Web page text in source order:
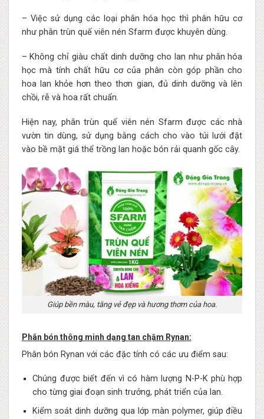
– Việc sử dụng các loại phân hóa học thì phân hữu cơ
như phân trùn quế viên nén Sfarm được khuyên dùng.
– Không chỉ giàu chất dinh dưỡng cho lan như phân hóa
học mà tính chất hữu cơ của phân còn góp phần cho
hoa lan khỏe hơn theo thơn gian, đủ dinh dưỡng và lên
chồi, rễ và hoa rất chuẩn.
Hiện nay, phân trùn quế viên nén Sfarm được các nhà
vườn tin dùng, sử dụng bằng cách cho vào túi lưới đặt
vào bề mặt giá thể trồng lan hoặc bón rải quanh gốc cây.
Giúp bền màu, tăng vẻ đẹp và hương thơm của hoa.
Phân bón thông minh dạng tan chậm Rynan:
Phân bón Rynan với các đặc tính có các ưu điểm sau:
Chúng được biết đến vì có hàm lượng N-P-K phù hợp
cho từng giai đoạn sinh trưởng, phát triển của lan.
Kiểm soát dinh dưỡng qua lớp màn polymer, giúp điều